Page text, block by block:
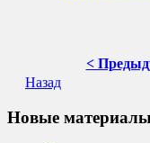
<
Назад
Новые